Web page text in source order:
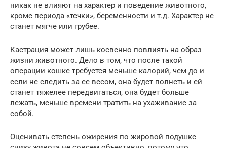
никак не влияют на характер и поведение животного,
кроме периода «течки», беременности и т.д. Характер не
станет мягче или грубее.
Кастрация может лишь косвенно повлиять на образ
жизни животного. Дело в том, что после такой
операции кошке требуется меньше калорий, чем до и
если не следить за ее весом, она будет полнеть и ей
станет тяжелее передвигаться, она будет больше
лежать, меньше времени тратить на ухаживание за
собой.
Оценивать степень ожирения по жировой подушке